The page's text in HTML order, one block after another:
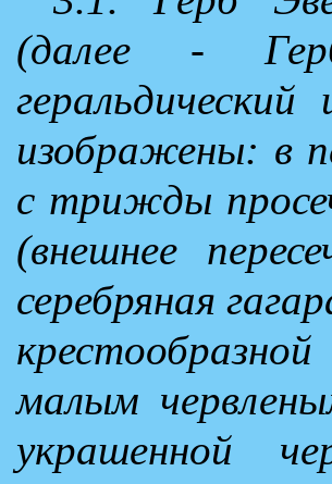
(далее -
изображены: в
с трижды
(внешнее
серебряная
малым
украшенной